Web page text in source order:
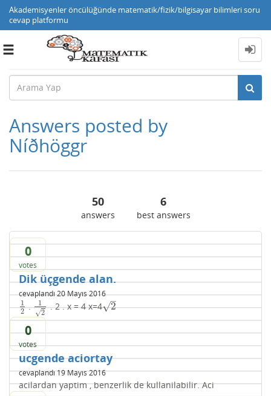
Akademisyenler öncülüğünde matematik/fizik/bilgisayar bilimleri soru
cevap platformu
Toggle
Answers posted by
Níðhöggr
50
answers
6
best answers
0
votes
Dik üçgende alan.
cevaplandı20 Mayıs 2016
1
2
12.
1
2
√
12 . 2 . x = 4 x=4 2
–
√
2
0
votes
ucgende aciortay
cevaplandı19 Mayıs 2016
acilardan yaptim , benzerlik de kullanilabilir. Aci